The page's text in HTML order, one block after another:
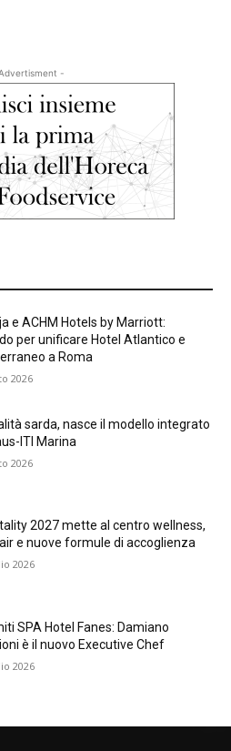
-
e ACHM Hotels by Marriott:
per unificare Hotel Atlantico e
a Roma
2026
sarda, nasce il modello integrato
ITI Marina
2026
2027 mette al centro wellness,
e nuove formule di accoglienza
2026
SPA Hotel Fanes: Damiano
è il nuovo Executive Chef
2026